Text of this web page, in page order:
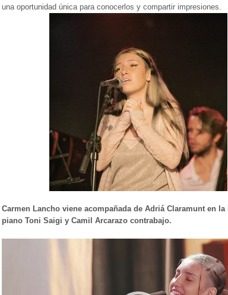
una oportunidad única para conocerlos y compartir impresiones.
Carmen Lancho viene acompañada de Adriá Claramunt en la
piano Toni Saigi y Camil Arcarazo contrabajo.